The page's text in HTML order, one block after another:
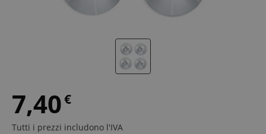
7,40€
Tutti i prezzi includono l'IVA